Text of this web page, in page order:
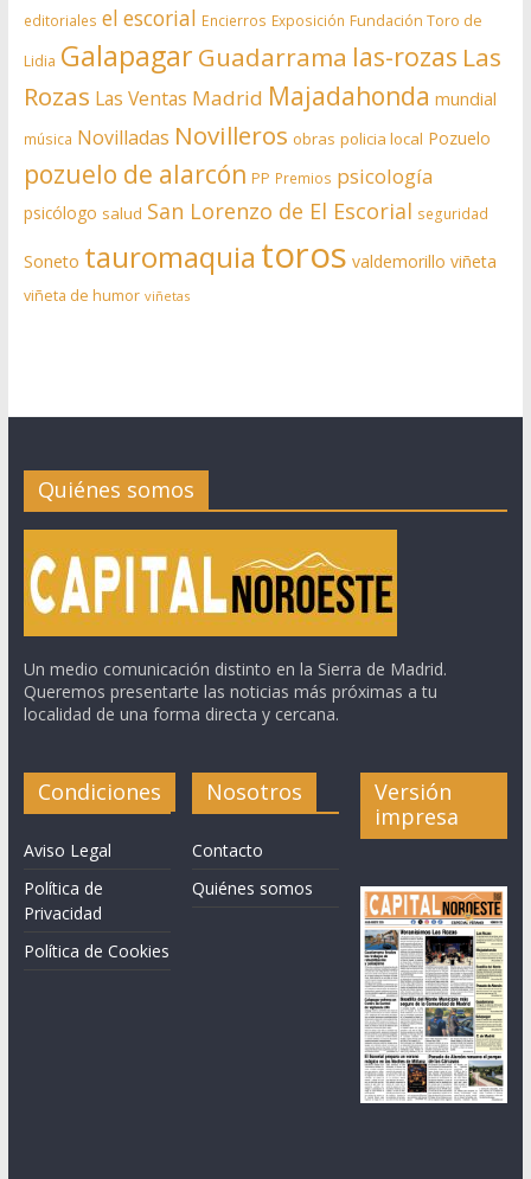
editoriales el escorial Encierros Exposición Fundación Toro de
Lidia Galapagar Guadarrama las-rozas Las
Rozas Las Ventas Madrid Majadahonda mundial
música Novilladas Novilleros obras policia local Pozuelo
pozuelo de alarcón PP Premios psicología
psicólogo salud San Lorenzo de El Escorial seguridad
Soneto tauromaquia toros valdemorillo viñeta
viñeta de humor viñetas
Quiénes somos
Un medio comunicación distinto en la Sierra de Madrid.
Queremos presentarte las noticias más próximas a tu
localidad de una forma directa y cercana.
Condiciones
Aviso Legal
Política de
Privacidad
Política de Cookies
Nosotros
Contacto
Quiénes somos
Versión
impresa